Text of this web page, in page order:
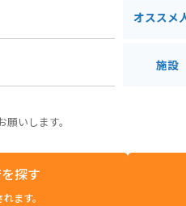
オススメ
施設
いします。
探す
ます。